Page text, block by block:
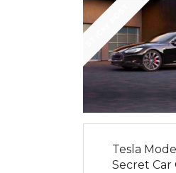
STICKY POST
Tesla
Secret Car